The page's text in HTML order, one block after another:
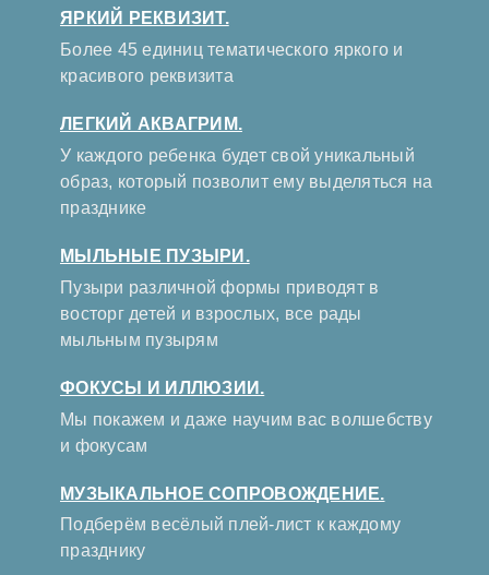
ЯРКИЙ РЕКВИЗИТ.
Более 45 единиц тематического яркого и
красивого реквизита
ЛЕГКИЙ АКВАГРИМ.
У каждого ребенка будет свой уникальный
образ, который позволит ему выделяться на
празднике
МЫЛЬНЫЕ ПУЗЫРИ.
Пузыри различной формы приводят в
восторг детей и взрослых, все рады
мыльным пузырям
ФОКУСЫ И ИЛЛЮЗИИ.
Мы покажем и даже научим вас волшебству
и фокусам
МУЗЫКАЛЬНОЕ СОПРОВОЖДЕНИЕ.
Подберём весёлый плей-лист к каждому
празднику